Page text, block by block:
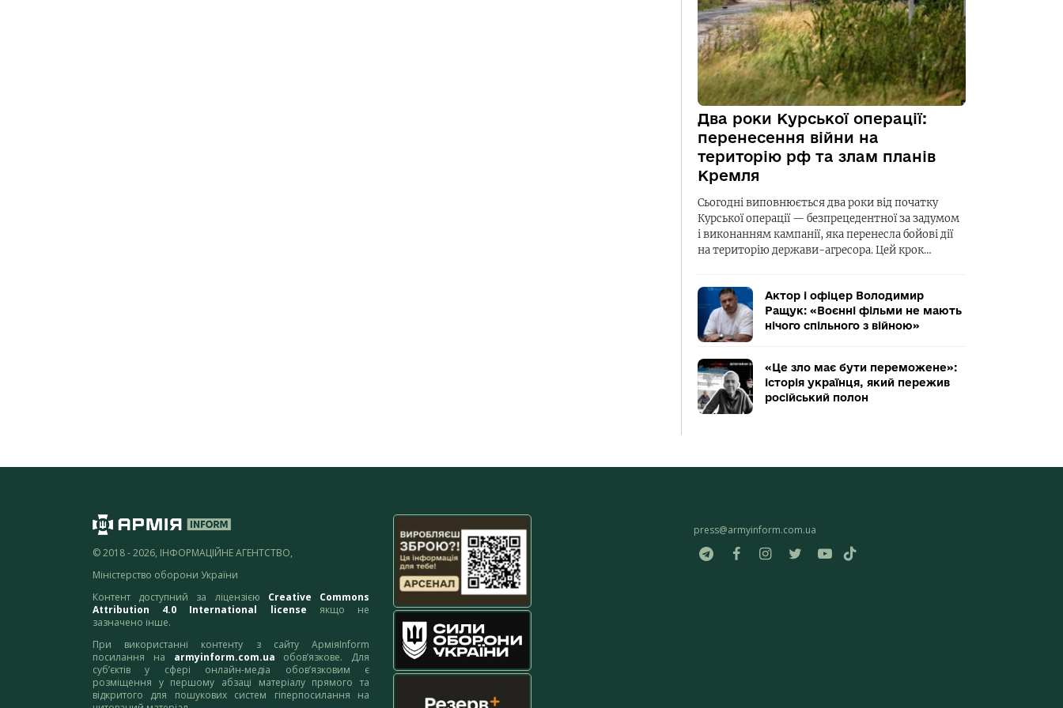
Два роки Курської операції:
перенесення війни на
територію рф та злам планів
Кремля
Сьогодні виповнюється два роки від початку
Курської операції — безпрецедентної за задумом
і виконанням кампанії, яка перенесла бойові дії
на територію держави-агресора. Цей крок…
Актор і офіцер Володимир
Ращук: «Воєнні фільми не мають
нічого спільного з війною»
«Це зло має бути переможене»:
історія українця, який пережив
російський полон
© 2018 - 2026, ІНФОРМАЦІЙНЕ АГЕНТСТВО,
Міністерство оборони України
Контент доступний за ліцензією Creative Commons
Attribution 4.0 International license якщо не
зазначено інше.
При використанні контенту з сайту АрміяInform
посилання на armyinform.com.ua обов’язкове. Для
суб’єктів у сфері онлайн-медіа обов’язковим є
розміщення у першому абзаці матеріалу прямого та
відкритого для пошукових систем гіперпосилання на
press@armyinform.com.ua